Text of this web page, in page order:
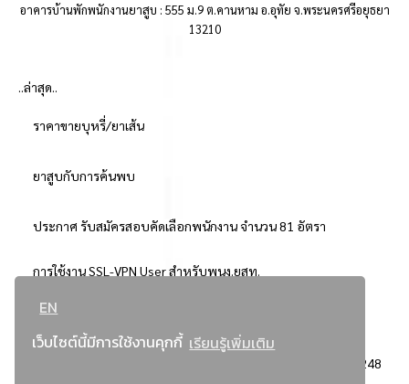
EN
เว็บไซต์นี้มีการใช้งานคุกกี้ เรียนรู้เพิ่มเติม
อาคารบ้านพักพนักงานยาสูบ : 555 ม.9 ต.คานหาม อ.อุทัย จ.พระนครศรีอยุธยา
13210
..ล่าสุด..
ราคาขายบุหรี่/ยาเส้น
ยาสูบกับการค้นพบ
ประกาศ รับสมัครสอบคัดเลือกพนักงาน จำนวน 81 อัตรา
การใช้งาน SSL-VPN User สำหรับพนง.ยสท.
..ยอดนิยม..
3248